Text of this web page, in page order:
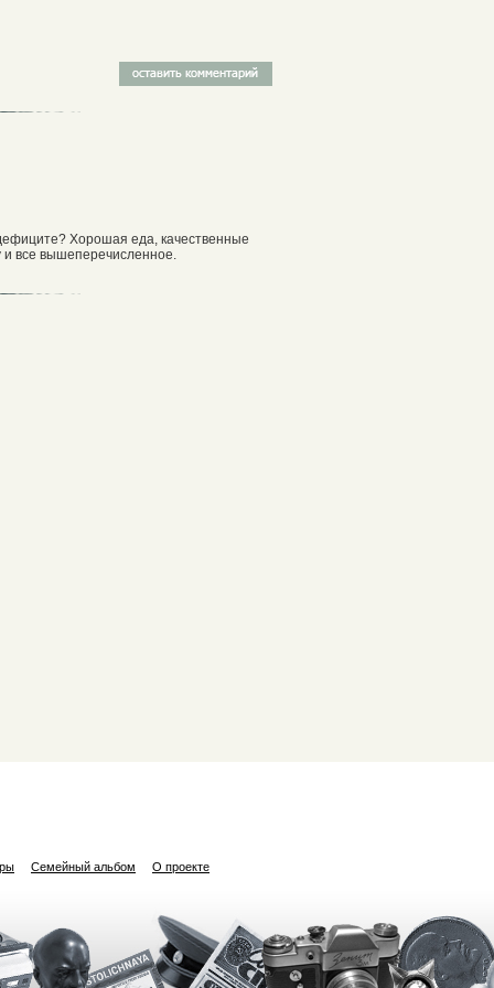
Хорошая еда, качественные
и все вышеперечисленное.
Семейный альбом О проекте